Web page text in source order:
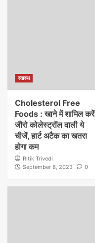
स्वास्थ
Cholesterol Free
Foods : खाने में शामिल करें
जीरो कोलेस्ट्रॉल वाली ये
चीजें, हार्ट अटैक का खतरा
होगा कम
Ritik Trivedi
September 8, 2023
0